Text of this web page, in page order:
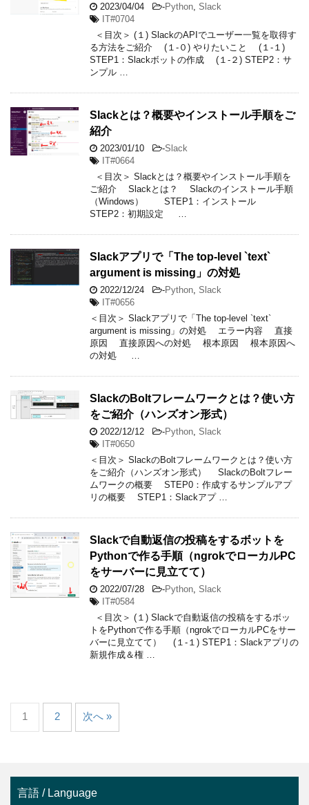
2023/04/04 -Python Slack
IT#0704
＜目次＞ (１) SlackのAPIでユーザー一覧を取得す
る方法をご紹介 (１-０) やりたいこと (１-１)
STEP1：Slackボットの作成 (１-２) STEP2：サ
ンプル …
Slackとは？概要やインストール手順をご
紹介
2023/01/10 -Slack
IT#0664
＜目次＞ Slackとは？概要やインストール手順を
ご紹介 Slackとは？ Slackのインストール手順
（Windows） STEP1：インストール
STEP2：初期設定 …
Slackアプリで「The top-level `text`
argument is missing」の対処
2022/12/24 -Python Slack
IT#0656
＜目次＞ Slackアプリで「The top-level `text`
argument is missing」の対処 エラー内容 直接
原因 直接原因への対処 根本原因 根本原因へ
の対処 …
SlackのBoltフレームワークとは？使い方
をご紹介（ハンズオン形式）
2022/12/12 -Python Slack
IT#0650
＜目次＞ SlackのBoltフレームワークとは？使い方
をご紹介（ハンズオン形式） SlackのBoltフレー
ムワークの概要 STEP0：作成するサンプルアプ
リの概要 STEP1：Slackアプ …
Slackで自動返信の投稿をするボットを
Pythonで作る手順（ngrokでローカルPC
をサーバーに見立てて）
2022/07/28 -Python Slack
IT#0584
＜目次＞ (１) Slackで自動返信の投稿をするボッ
トをPythonで作る手順（ngrokでローカルPCをサー
バーに見立てて） (１-１) STEP1：Slackアプリの
新規作成＆権 …
1 2 次へ »
言語 / Language